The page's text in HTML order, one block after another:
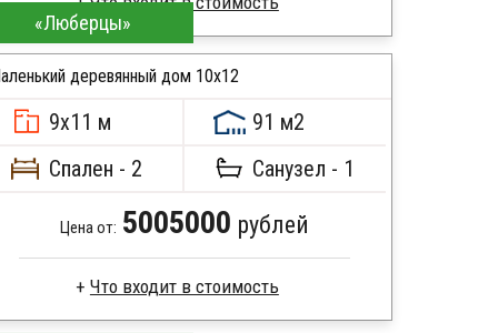
Профилированный брус
Стропила, балки 50х200 мм
Метизы, саморезы, гвозди
Сборка на березовые нагеля, джут
Металлические сваи 108 диаметр
ПОДРОБНЕЕ
«Люберцы»
деревянный дом 10х12
9х11 м
91 м2
Спален - 2
Санузел - 1
Цена от: 5005000 рублей